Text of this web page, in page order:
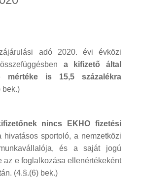
adó 2020. évi évközi
a kifizető által
mértéke is 15,5 százalékra
bek.)
nincs EKHO fizetési
hivatásos sportoló, a nemzetközi
és a saját jogú
az e foglalkozása ellenértékeként
(4.§.(6) bek.)